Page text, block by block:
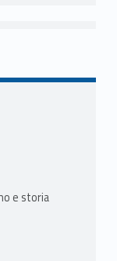
e storia